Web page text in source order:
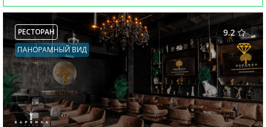
9.2
РЕСТОРАН
ПАНОРАМНЫЙ ВИД